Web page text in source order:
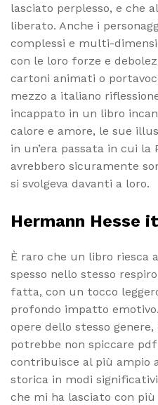
lasciato perplesso, e che
liberato. Anche i
complessi e multi-
con le loro forze e
cartoni animati o
mezzo a italiano
incappato in un libro
calore e amore, le sue
in un’era passata in cui la
avrebbero sicuramente
si svolgeva davanti a loro.
Hermann Hesse
È raro che un libro riesca
spesso nello stesso
fatta, con un tocco
profondo impatto
opere dello stesso
potrebbe non spiccare
contribuisce al più ampio
storica in modi
che mi ha lasciato con